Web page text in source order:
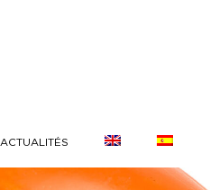
ACTUALITÉS